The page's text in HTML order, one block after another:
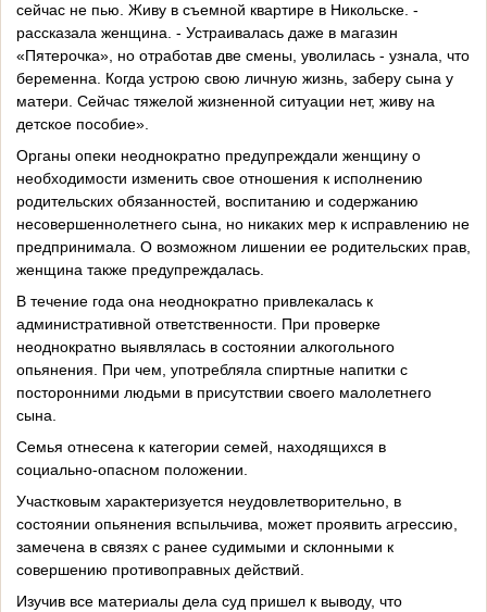
сейчас не пью. Живу в съемной квартире в Никольске. -
рассказала женщина. - Устраивалась даже в магазин
«Пятерочка», но отработав две смены, уволилась - узнала, что
беременна. Когда устрою свою личную жизнь, заберу сына у
матери. Сейчас тяжелой жизненной ситуации нет, живу на
детское пособие».
Органы опеки неоднократно предупреждали женщину о
необходимости изменить свое отношения к исполнению
родительских обязанностей, воспитанию и содержанию
несовершеннолетнего сына, но никаких мер к исправлению не
предпринимала. О возможном лишении ее родительских прав,
женщина также предупреждалась.
В течение года она неоднократно привлекалась к
административной ответственности. При проверке
неоднократно выявлялась в состоянии алкогольного
опьянения. При чем, употребляла спиртные напитки с
посторонними людьми в присутствии своего малолетнего
сына.
Семья отнесена к категории семей, находящихся в
социально-опасном положении.
Участковым характеризуется неудовлетворительно, в
состоянии опьянения вспыльчива, может проявить агрессию,
замечена в связях с ранее судимыми и склонными к
совершению противоправных действий.
Изучив все материалы дела суд пришел к выводу, что